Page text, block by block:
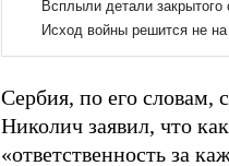
Сербия, по его словам,
Николич заявил, что
«ответственность за